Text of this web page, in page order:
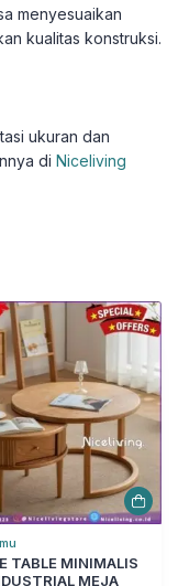
menyesuaikan
kualitas konstruksi.
ukuran dan
di Niceliving
TABLE MINIMALIS
MEJA